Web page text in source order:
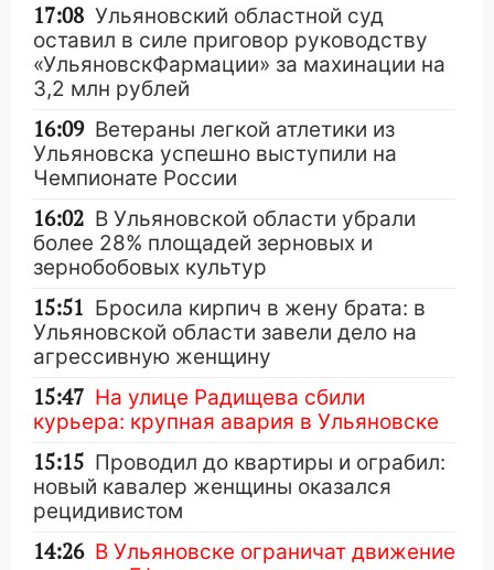
17:08 Ульяновский областной суд
оставил в силе приговор руководству
«УльяновскФармации» за махинации на
3,2 млн рублей
16:09 Ветераны легкой атлетики из
Ульяновска успешно выступили на
Чемпионате России
16:02 В Ульяновской области убрали
более 28% площадей зерновых и
зернобобовых культур
15:51 Бросила кирпич в жену брата: в
Ульяновской области завели дело на
агрессивную женщину
15:47 На улице Радищева сбили
курьера: крупная авария в Ульяновске
15:15 Проводил до квартиры и ограбил:
новый кавалер женщины оказался
рецидивистом
14:26 В Ульяновске ограничат движение